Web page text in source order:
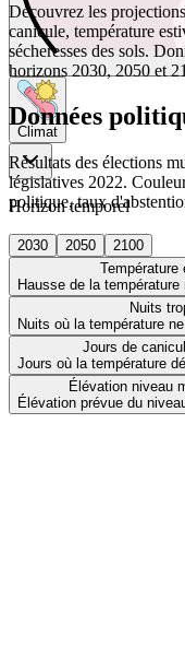
Climat
Horizon temporel
2030 2050
2100
Température
Hausse de la
Nuits
Nuits où la température
Jours de
Jours où la température
Élévation niveau
Élévation prévue du
Découvrez les
canicule, température
sécheresses des sols.
horizons 2030, 2050 et
Données
Résultats des élections
législatives 2022.
politique, taux